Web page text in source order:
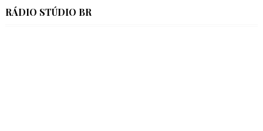
RÁDIO STÚDIO BR